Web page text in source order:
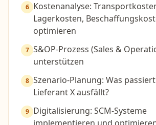
6 Kostenanalyse:
Lagerkosten,
optimieren
7 S&OP-Prozess (Sales &
unterstützen
8 Szenario-Planung: Was
Lieferant X ausfällt?
9 Digitalisierung: SCM-Systeme